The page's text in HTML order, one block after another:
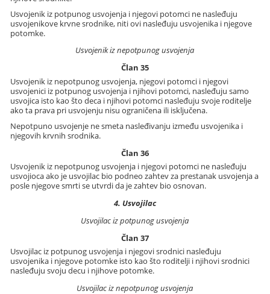
Usvojenik iz potpunog usvojenja i njegovi potomci ne nasleđuju
usvojenikove krvne srodnike, niti ovi nasleđuju usvojenika i njegove
potomke.
Usvojenik iz nepotpunog usvojenja
Član 35
Usvojenik iz nepotpunog usvojenja, njegovi potomci i njegovi
usvojenici iz potpunog usvojenja i njihovi potomci, nasleđuju samo
usvojica isto kao što deca i njihovi potomci nasleđuju svoje roditelje
ako ta prava pri usvojenju nisu ograničena ili isključena.
Nepotpuno usvojenje ne smeta nasleđivanju između usvojenika i
njegovih krvnih srodnika.
Član 36
Usvojenik iz nepotpunog usvojenja i njegovi potomci ne nasleđuju
usvojioca ako je usvojilac bio podneo zahtev za prestanak usvojenja a
posle njegove smrti se utvrdi da je zahtev bio osnovan.
4. Usvojilac
Usvojilac iz potpunog usvojenja
Član 37
Usvojilac iz potpunog usvojenja i njegovi srodnici nasleđuju
usvojenika i njegove potomke isto kao što roditelji i njihovi srodnici
nasleđuju svoju decu i njihove potomke.
Usvojilac iz nepotpunog usvojenja